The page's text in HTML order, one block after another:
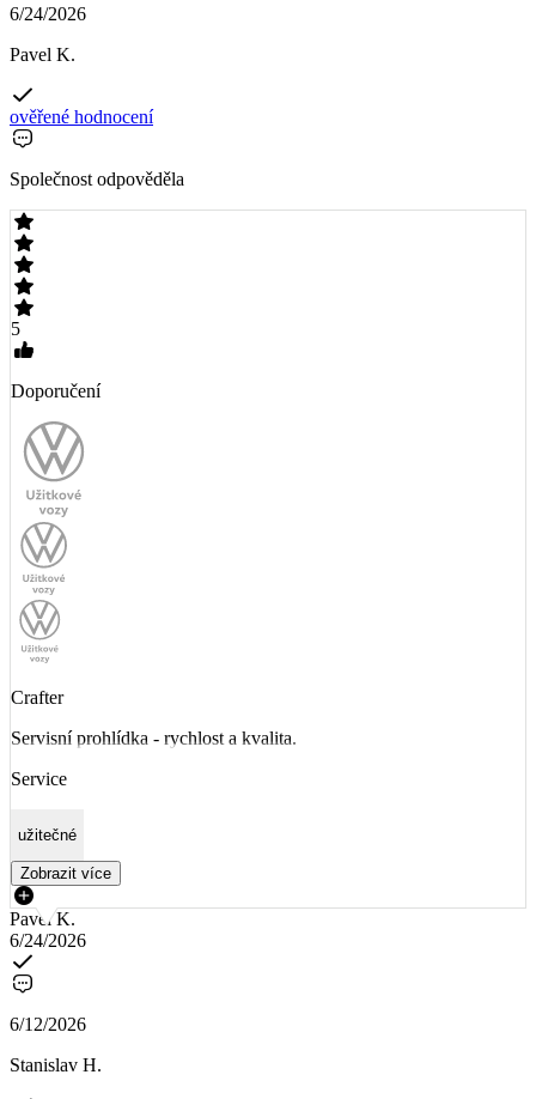
6/24/2026
Pavel K.
ověřené hodnocení
Společnost odpověděla
5
Doporučení
Crafter
Servisní prohlídka - rychlost a kvalita.
Service
užitečné
Zobrazit více
Pavel K.
6/24/2026
6/12/2026
Stanislav H.